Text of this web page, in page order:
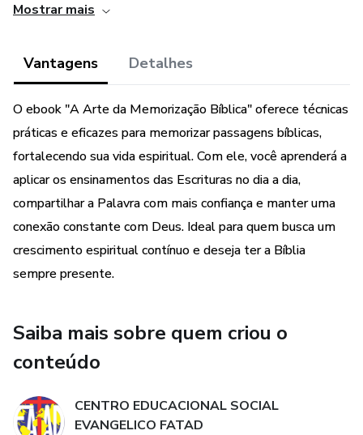
Estratégias eficazes de memorização
em sua vida cotidiana
Dicas para sustentar sua jornada de memorização a longo
prazo
Ideal para todos que desejam ter a Bíblia ao alcance da
mente e do coração, este ebook oferece uma jornada
transformadora, levando você a uma compreensão mais
profunda da Palavra de Deus.
Escrituras sempre presentes!
Mostrar mais
Vantagens Detalhes
O ebook "A Arte da Memorização Bíblica" oferece técnicas
práticas e eficazes para memorizar passagens bíblicas,
fortalecendo sua vida espiritual. Com ele, você aprenderá a
aplicar os ensinamentos das Escrituras no dia a dia,
compartilhar a Palavra com mais confiança e manter uma
conexão constante com Deus. Ideal para quem busca um
crescimento espiritual contínuo e deseja ter a Bíblia
sempre presente.
Saiba mais sobre quem criou o
conteúdo
CENTRO EDUCACIONAL SOCIAL
EVANGELICO FATAD